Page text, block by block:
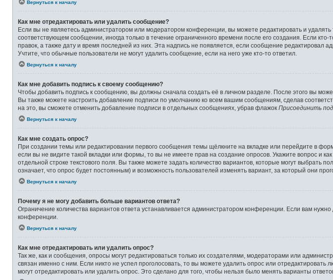
Вернуться к началу
Как мне отредактировать или удалить сообщение?
Если вы не являетесь администратором или модератором конференции, вы можете редактировать и
соответствующем сообщении, иногда только в течение ограниченного времени после его создания. Если
правок, а также дату и время последней из них. Эта надпись не появляется, если сообщение
Учтите, что обычные пользователи не могут удалить сообщение, если на него уже кто-то ответил.
Вернуться к началу
Как мне добавить подпись к своему сообщению?
Чтобы добавить подпись к сообщению, вы должны сначала создать её в личном разделе. После этого вы
Вы также можете настроить добавление подписи по умолчанию ко всем вашим сообщениям, сделав
на это, вы сможете отменить добавление подписи в отдельных сообщениях, убрав флажок Присоединить
Вернуться к началу
Как мне создать опрос?
При создании темы или редактировании первого сообщения темы щёлкните на вкладке или перейдите в
если вы не видите такой вкладки или формы, то вы не имеете прав на создание опросов. Укажите вопрос и
отдельной строке текстового поля. Вы также можете задать количество вариантов, которые могут
означает, что опрос будет постоянным) и возможность пользователей изменять вариант, за который они
Вернуться к началу
Почему я не могу добавить больше вариантов ответа?
Ограничение количества вариантов ответа устанавливается администратором конференции. Если вам
конференции.
Вернуться к началу
Как мне отредактировать или удалить опрос?
Так же, как и сообщения, опросы могут редактироваться только их создателями, модераторами или
связан именно с ним. Если никто не успел проголосовать, то вы можете удалить опрос или
могут отредактировать или удалить опрос. Это сделано для того, чтобы нельзя было менять варианты